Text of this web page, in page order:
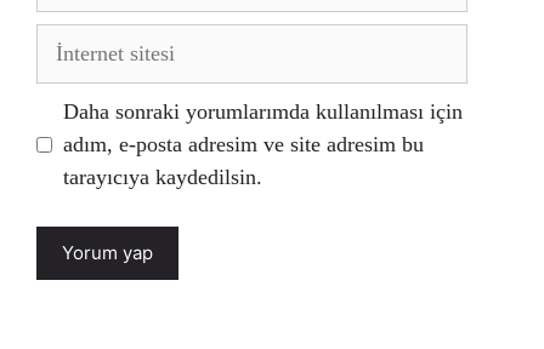
İnternet
Daha sonraki yorumlarımda kullanılması için
adım, e-posta adresim ve site adresim bu
tarayıcıya kaydedilsin.